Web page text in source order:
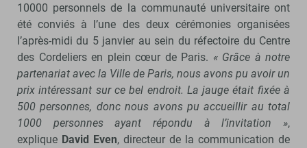
10000 personnels de la communauté universitaire ont
été conviés à l’une des deux cérémonies organisées
l’après-midi du 5 janvier au sein du réfectoire du Centre
des Cordeliers en plein cœur de Paris. « Grâce à notre
partenariat avec la Ville de Paris, nous avons pu avoir un
prix intéressant sur ce bel endroit. La jauge était fixée à
500 personnes, donc nous avons pu accueillir au total
1000 personnes ayant répondu à l’invitation »,
explique David Even, directeur de la communication de